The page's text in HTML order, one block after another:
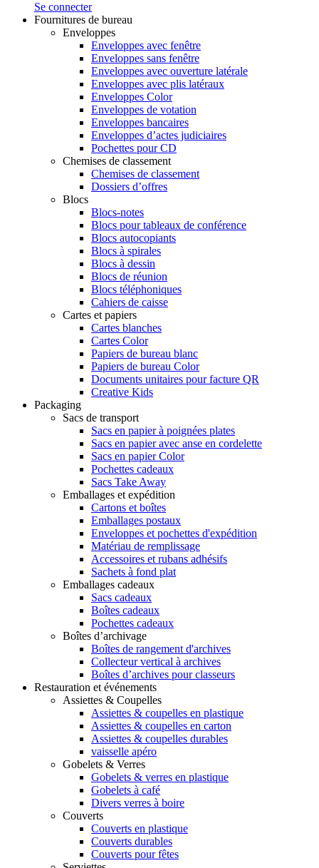
Se connecter
Fournitures de bureau
Enveloppes
Enveloppes avec fenêtre
Enveloppes sans fenêtre
Enveloppes avec ouverture latérale
Enveloppes avec plis latéraux
Enveloppes Color
Enveloppes de votation
Enveloppes bancaires
Enveloppes d’actes judiciaires
Pochettes pour CD
Chemises de classement
Chemises de classement
Dossiers d’offres
Blocs
Blocs-notes
Blocs pour tableaux de conférence
Blocs autocopiants
Blocs à spirales
Blocs à dessin
Blocs de réunion
Blocs téléphoniques
Cahiers de caisse
Cartes et papiers
Cartes blanches
Cartes Color
Papiers de bureau blanc
Papiers de bureau Color
Documents unitaires pour facture QR
Creative Kids
Packaging
Sacs de transport
Sacs en papier à poignées plates
Sacs en papier avec anse en cordelette
Sacs en papier Color
Pochettes cadeaux
Sacs Take Away
Emballages et expédition
Cartons et boîtes
Emballages postaux
Enveloppes et pochettes d'expédition
Matériau de remplissage
Accessoires et rubans adhésifs
Sachets à fond plat
Emballages cadeaux
Sacs cadeaux
Boîtes cadeaux
Pochettes cadeaux
Boîtes d’archivage
Boîtes de rangement d'archives
Collecteur vertical à archives
Boîtes d’archives pour classeurs
Restauration et événements
Assiettes & Coupelles
Assiettes & coupelles en plastique
Assiettes & coupelles en carton
Assiettes & coupelles durables
vaisselle apéro
Gobelets & Verres
Gobelets & verres en plastique
Gobelets à café
Divers verres à boire
Couverts
Couverts en plastique
Couverts durables
Couverts pour fêtes